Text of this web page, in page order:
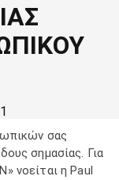
σας
σημασίας. Για
νοείται η Paul